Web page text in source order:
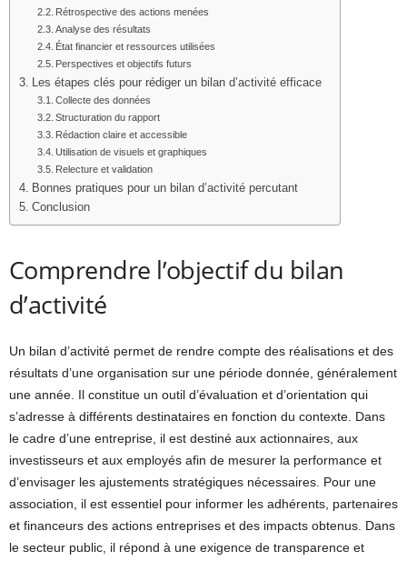
Rétrospective des actions menées
Analyse des résultats
État financier et ressources utilisées
Perspectives et objectifs futurs
Les étapes clés pour rédiger un bilan d’activité efficace
Collecte des données
Structuration du rapport
Rédaction claire et accessible
Utilisation de visuels et graphiques
Relecture et validation
Bonnes pratiques pour un bilan d’activité percutant
Conclusion
Comprendre l’objectif du bilan
d’activité
Un bilan d’activité permet de rendre compte des réalisations et des
résultats d’une organisation sur une période donnée, généralement
une année. Il constitue un outil d’évaluation et d’orientation qui
s’adresse à différents destinataires en fonction du contexte. Dans
le cadre d’une entreprise, il est destiné aux actionnaires, aux
investisseurs et aux employés afin de mesurer la performance et
d’envisager les ajustements stratégiques nécessaires. Pour une
association, il est essentiel pour informer les adhérents, partenaires
et financeurs des actions entreprises et des impacts obtenus. Dans
le secteur public, il répond à une exigence de transparence et